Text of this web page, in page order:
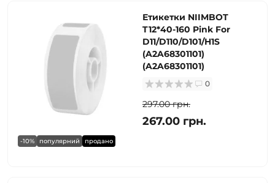
-10% популярний продано
Етикетки NIIMBOT
T12*40-160 Pink For
D11/D110/D101/H1S
(A2A68301101)
(A2A68301101)
0
297.00 грн.
267.00 грн.